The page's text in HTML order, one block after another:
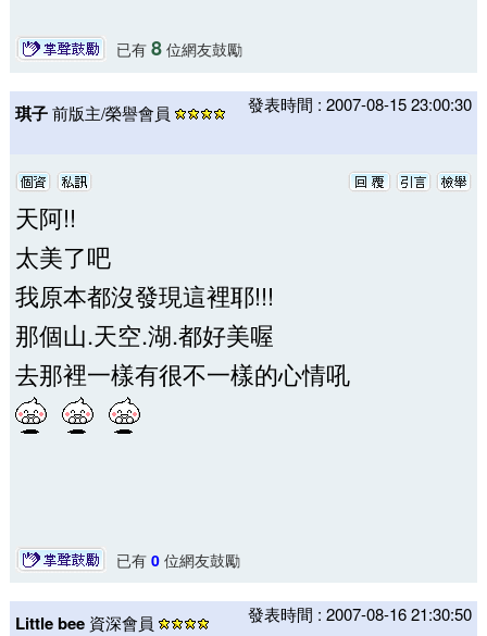
已有 8位網友鼓勵
琪子前版主/榮譽會員 發表時間 : 2007-08-15 23:00:30
天阿!!
太美了吧
我原本都沒發現這裡耶!!!
那個山.天空.湖.都好美喔
去那裡一樣有很不一樣的心情吼
已有 0位網友鼓勵
Little bee 資深會員 發表時間 : 2007-08-16 21:30:50